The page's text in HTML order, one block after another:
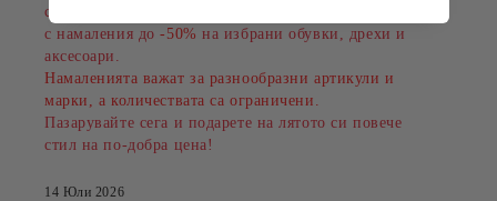
стартира своята
с намаления до -50% на избрани обувки, дрехи и
аксесоари.
Намаленията важат за разнообразни артикули и
марки, а количествата са ограничени.
Пазарувайте сега и подарете на лятото си повече
стил на по-добра цена!
14 Юли 2026